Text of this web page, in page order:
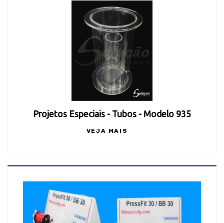
Projetos Especiais - Tubos - Modelo 935
VEJA MAIS